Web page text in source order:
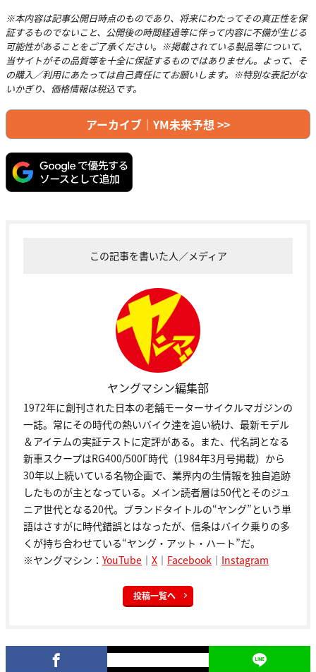
※本内容は記事公開日時点のものであり、将来にわたってその真正性を保
証するものでないこと、公開後の時間経過等に伴って内容に不備が生じる
可能性があることをご了承ください。※掲載されている製品等について、
当サイトがその品質等を十全に保証するものではありません。よって、そ
の購入／利用にあたっては自己責任にてお願いします。※特別な表記がな
いかぎり、価格情報は税込です。
アーカイブ｜YM未来予想 >>
この記事を書いた人／メディア
ヤングマシン編集部
1972年に創刊された日本の老舗モーターサイクルマガジンの
一誌。常にその時代の熱いバイク達を追い続け、最新モデル
＆アイテムの実証テストに定評がある。また、代名詞となる
新車スクープはRG400/500Γ時代（1984年3月号掲載）から
30年以上続いている名物企画で、業界内の生情報を独自追跡
したものが主となっている。メイン読者層は50代とそのジュ
ニア世代となる20代。ブランドタイトルの“ヤング”という単
語はさすがに時代錯誤とはなったが、信条はバイク乗りの多
くが持ち合わせている“ヤング・アット・ハート”だ。
※ヤングマシン： YouTube ｜ X ｜ Facebook ｜ Instagram
投稿一覧へ